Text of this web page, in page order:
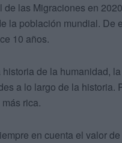
las Migraciones en
la población mundial. De
10 años.
de la humanidad,
a lo largo de la historia.
rica.
en cuenta el valor